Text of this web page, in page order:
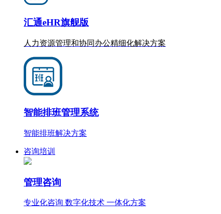
汇通eHR旗舰版
人力资源管理和协同办公精细化解决方案
智能排班管理系统
智能排班解决方案
咨询培训
管理咨询
专业化咨询 数字化技术 一体化方案